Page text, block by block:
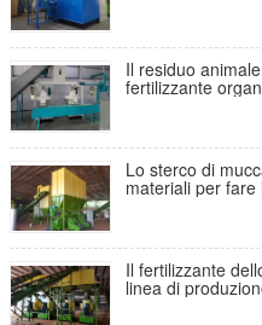
Il residuo
fertilizzante
Lo sterco di
materiali per
Il fertilizzante
linea di